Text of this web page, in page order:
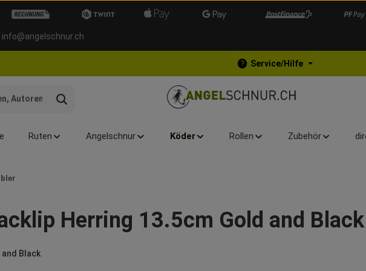
info@angelschnur.ch
Service/Hilfe
Ruten Angelschnur Köder Rollen Zubehör
Herring 13.5cm Gold and Black
and Black